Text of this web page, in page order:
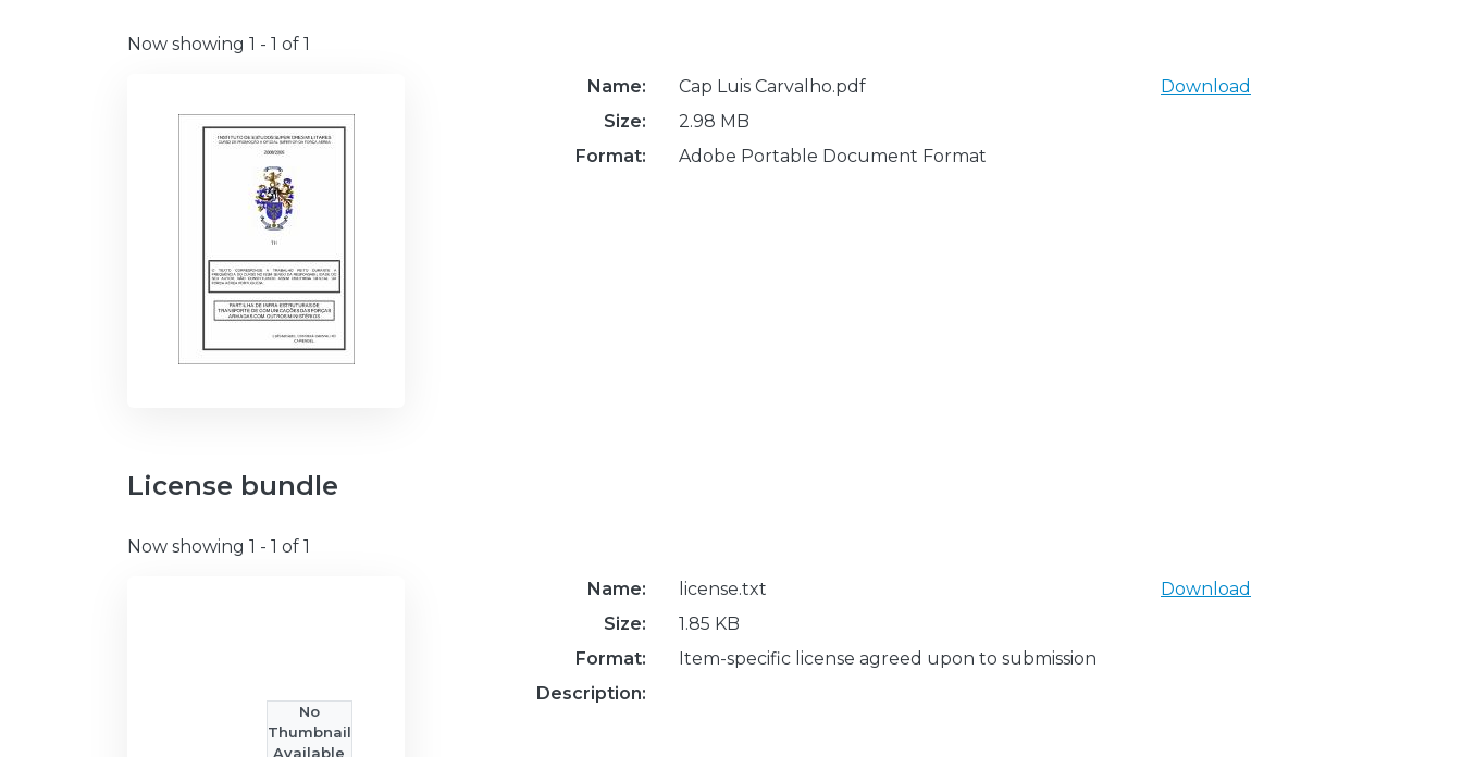
Now showing 1 - 1 of 1
Name:
Cap Luis Carvalho.pdf
Size:
2.98 MB
Format:
Adobe Portable Document Format
Download
License bundle
Now showing 1 - 1 of 1
No
Thumbnail
Available
Name:
license.txt
Size:
1.85 KB
Format:
Item-specific license agreed upon to submission
Description:
Download